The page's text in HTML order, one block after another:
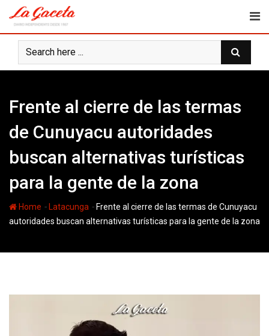
content
Frente al cierre de las termas
de Cunuyacu autoridades
buscan alternativas turísticas
para la gente de la zona
Home - Latacunga - Frente al cierre de las termas de Cunuyacu
autoridades buscan alternativas turísticas para la gente de la zona